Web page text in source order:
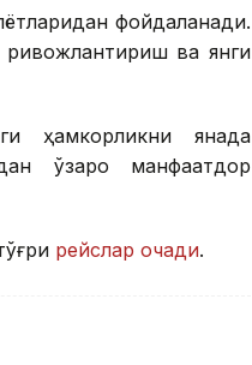
фойдаланади.
ва янги
ҳамкорликни янада
ўзаро манфаатдор
рейслар очади.